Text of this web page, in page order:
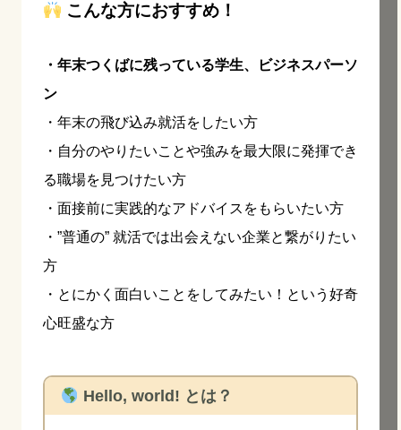
こんな方におすすめ！
・年末つくばに残っている学生、ビジネスパーソ
ン
・年末の飛び込み就活をしたい方
・自分のやりたいことや強みを最大限に発揮でき
る職場を見つけたい方
・面接前に実践的なアドバイスをもらいたい方
・”普通の” 就活では出会えない企業と繋がりたい
方
・とにかく面白いことをしてみたい！という好奇
心旺盛な方
Hello, world! とは？